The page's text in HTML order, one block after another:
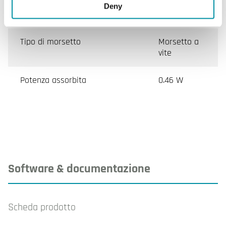
Deny
Dimensioni esterne (LxAxP)
Tipo di morsetto
Morsetto a
vite
Potenza assorbita 0.46 W
Software & documentazione
Scheda prodotto